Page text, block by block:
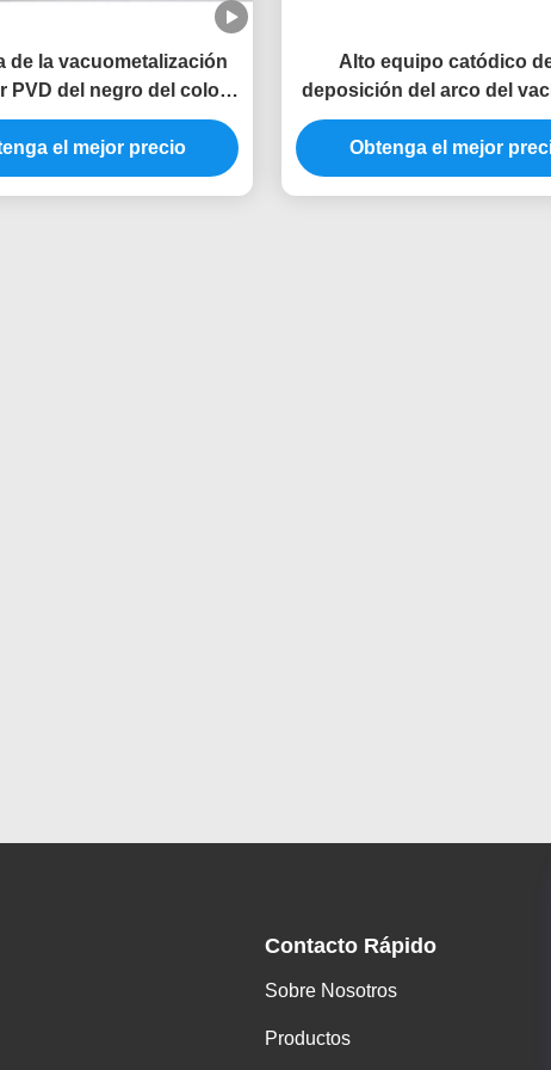
de la vacuometalización
PVD del negro del color
del fregadero del agua
lavabo de la cocina
el mejor precio
Alto equipo catódico
deposición del arco del
del fregadero del agua de la
de la tarifa de la ionización
color del negro del oro de
Obtenga el mejor
Contacto Rápido
Sobre Nosotros
Productos